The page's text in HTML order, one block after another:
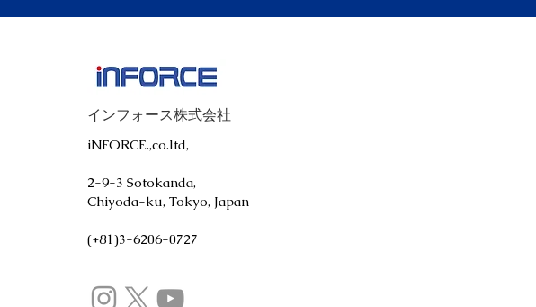
インフォース株式会社
iNFORCE.,co.ltd,
2-9-3 Sotokanda,
Chiyoda-ku, Tokyo, Japan
(+81)3-6206-0727